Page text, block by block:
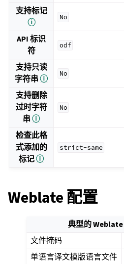
支持标记
ⓘ
No
API 标识
符
odf
支持只读
字符串ⓘ
No
支持删除
过时字符
串ⓘ
No
检查此格
式添加的
标记ⓘ
strict-same
Weblate 配置
典型的 Weblate
文件掩码
单语言译文模版语言文件